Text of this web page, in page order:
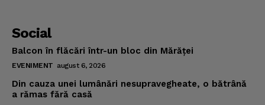
Social
Balcon în flăcări într-un bloc din Mărăţei
EVENIMENT august 6, 2026
Din cauza unei lumânări nesupravegheate, o bătrână
a rămas fără casă